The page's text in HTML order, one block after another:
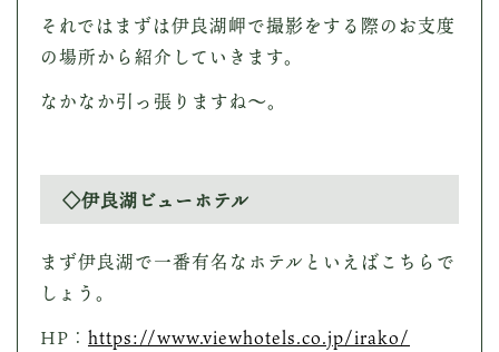
それではまずは伊良湖岬で撮影をする際のお支度
の場所から紹介していきます。
なかなか引っ張りますね〜。
◇伊良湖ビューホテル
まず伊良湖で一番有名なホテルといえばこちらで
しょう。
HP： https://www.viewhotels.co.jp/irako/